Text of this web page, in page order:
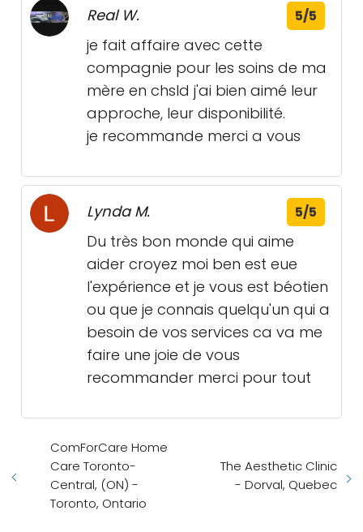
Real W. 5/5
je fait affaire avec cette
compagnie pour les soins de ma
mère en chsld j'ai bien aimé leur
approche, leur disponibilité.
je recommande merci a vous
Lynda M. 5/5
Du très bon monde qui aime
aider croyez moi ben est eue
l'expérience et je vous est béotien
ou que je connais quelqu'un qui a
besoin de vos services ca va me
faire une joie de vous
recommander merci pour tout
ComForCare Home
Care Toronto-
Central, (ON) -
Toronto, Ontario
The Aesthetic Clinic
- Dorval, Quebec